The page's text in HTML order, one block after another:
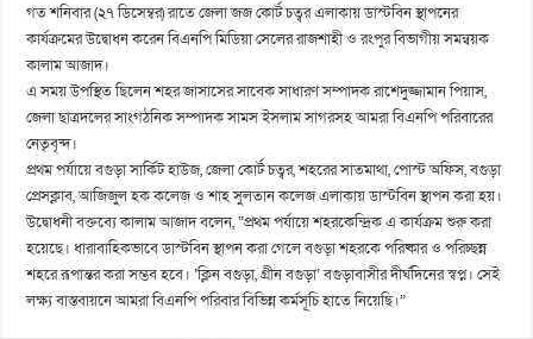
গত শনিবার (২৭ ডিসেম্বর) রাতে জেলা জজ কোর্ট চত্বর এলাকায় ডাস্টবিন স্থাপনের
কার্যক্রমের উদ্বোধন করেন বিএনপি মিডিয়া সেলের রাজশাহী ও রংপুর বিভাগীয় সমন্বয়ক
কালাম আজাদ।
এ সময় উপস্থিত ছিলেন শহর জাসাসের সাবেক সাধারণ সম্পাদক রাশেদুজ্জামান পিয়াস,
জেলা ছাত্রদলের সাংগঠনিক সম্পাদক সামস ইসলাম সাগরসহ আমরা বিএনপি পরিবারের
নেতৃবৃন্দ।
প্রথম পর্যায়ে বগুড়া সার্কিট হাউজ, জেলা কোর্ট চত্বর, শহরের সাতমাথা, পোস্ট অফিস, বগুড়া
প্রেসক্লাব, আজিজুল হক কলেজ ও শাহ সুলতান কলেজ এলাকায় ডাস্টবিন স্থাপন করা হয়।
উদ্বোধনী বক্তব্যে কালাম আজাদ বলেন, “প্রথম পর্যায়ে শহরকেন্দ্রিক এ কার্যক্রম শুরু করা
হয়েছে। ধারাবাহিকভাবে ডাস্টবিন স্থাপন করা গেলে বগুড়া শহরকে পরিষ্কার ও পরিচ্ছন্ন
শহরে রূপান্তর করা সম্ভব হবে। ‘ক্লিন বগুড়া, গ্রীন বগুড়া’ বগুড়াবাসীর দীর্ঘদিনের স্বপ্ন। সেই
লক্ষ্য বাস্তবায়নে আমরা বিএনপি পরিবার বিভিন্ন কর্মসূচি হাতে নিয়েছি।”